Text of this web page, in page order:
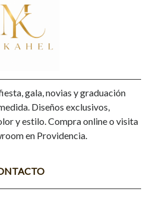
gala, novias y graduación
Diseños exclusivos,
y estilo. Compra online o visita
en Providencia.